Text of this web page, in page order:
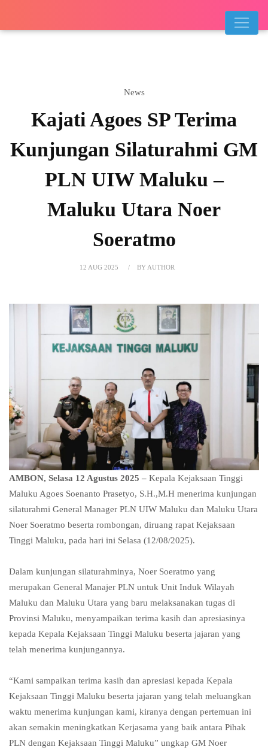
News
Kajati Agoes SP Terima
Kunjungan Silaturahmi GM
PLN UIW Maluku –
Maluku Utara Noer
Soeratmo
12 AUG 2025 BY AUTHOR
AMBON, Selasa 12 Agustus 2025 – Kepala Kejaksaan Tinggi
Maluku Agoes Soenanto Prasetyo, S.H.,M.H menerima kunjungan
silaturahmi General Manager PLN UIW Maluku dan Maluku Utara
Noer Soeratmo beserta rombongan, diruang rapat Kejaksaan
Tinggi Maluku, pada hari ini Selasa (12/08/2025).
Dalam kunjungan silaturahminya, Noer Soeratmo yang
merupakan General Manajer PLN untuk Unit Induk Wilayah
Maluku dan Maluku Utara yang baru melaksanakan tugas di
Provinsi Maluku, menyampaikan terima kasih dan apresiasinya
kepada Kepala Kejaksaan Tinggi Maluku beserta jajaran yang
telah menerima kunjungannya.
“Kami sampaikan terima kasih dan apresiasi kepada Kepala
Kejaksaan Tinggi Maluku beserta jajaran yang telah meluangkan
waktu menerima kunjungan kami, kiranya dengan pertemuan ini
akan semakin meningkatkan Kerjasama yang baik antara Pihak
PLN dengan Kejaksaan Tinggi Maluku” ungkap GM Noer